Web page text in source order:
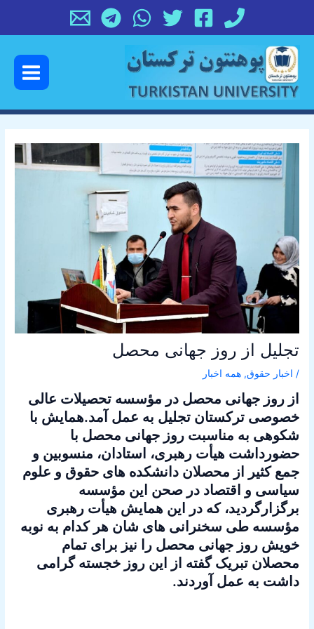
محتوا
Menu
تجلیل از روز جهانی محصل
/ اخبار حقوق,همه اخبار
از روز جهانی محصل در مؤسسه تحصیلات عالی
خصوصی ترکستان تجلیل به عمل آمد.همایش با
شکوهی به مناسبت روز جهانی محصل با
حضورداشت هیأت رهبری، استادان، منسوبین و
جمع کثیر از محصلان دانشکده های حقوق و علوم
سیاسی و اقتصاد در صحن این مؤسسه
برگزارگردید، که در این همایش هیأت رهبری
مؤسسه طی سخنرانی های شان هر کدام به نوبه
خویش روز جهانی محصل را نیز برای تمام
محصلان تبریک گفته از این روز خجسته گرامی
داشت به عمل آوردند.